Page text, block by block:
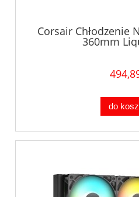
Corsair Chłodzenie
360mm
do